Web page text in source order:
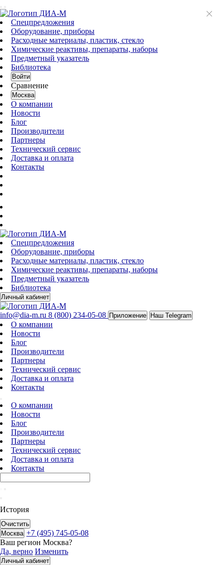
Спецпредложения
Оборудование, приборы
Расходные материалы, пластик, стекло
Химические реактивы, препараты, наборы
Предметный указатель
Библиотека
Войти
Сравнение
Москва
О компании
Новости
Блог
Производители
Партнеры
Технический сервис
Доставка и оплата
Контакты
Спецпредложения
Оборудование, приборы
Расходные материалы, пластик, стекло
Химические реактивы, препараты, наборы
Предметный указатель
Библиотека
Личный кабинет
info@dia-m.ru 8 (800) 234-05-08 Приложение Наш Telegram
О компании
Новости
Блог
Производители
Партнеры
Технический сервис
Доставка и оплата
Контакты
О компании
Новости
Блог
Производители
Партнеры
Технический сервис
Доставка и оплата
Контакты
История
Очистить
Москва +7 (495) 745-05-08
Ваш регион Москва?
Да, верно Изменить
Личный кабинет